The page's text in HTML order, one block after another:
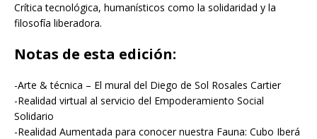
Crítica tecnológica, humanísticos como la solidaridad y la
filosofía liberadora.
Notas de esta edición:
-Arte & técnica – El mural del Diego de Sol Rosales Cartier
-Realidad virtual al servicio del Empoderamiento Social
Solidario
-Realidad Aumentada para conocer nuestra Fauna: Cubo Iberá